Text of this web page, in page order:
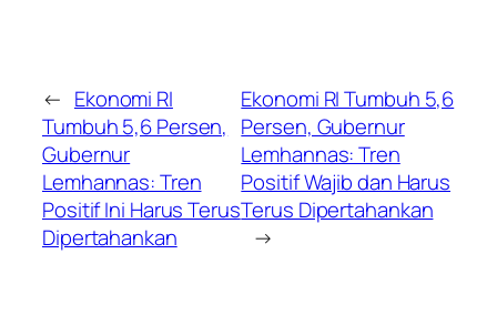
← Ekonomi RI
Tumbuh 5,6 Persen,
Gubernur
Lemhannas: Tren
Positif Ini Harus Terus
Dipertahankan
Ekonomi RI Tumbuh 5,6
Persen, Gubernur
Lemhannas: Tren
Positif Wajib dan Harus
Terus Dipertahankan
→